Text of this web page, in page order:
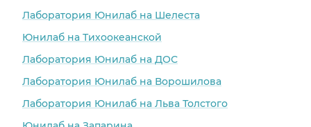
Лаборатория Юнилаб на Шелеста
Юнилаб на Тихоокеанской
Лаборатория Юнилаб на ДОС
Лаборатория Юнилаб на Ворошилова
Лаборатория Юнилаб на Льва Толстого